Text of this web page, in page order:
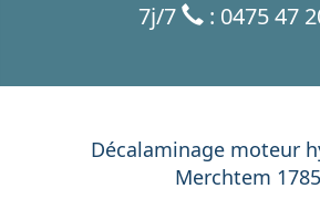
7j/7 : 0475 47
Décalaminage moteur
Merchtem 1785